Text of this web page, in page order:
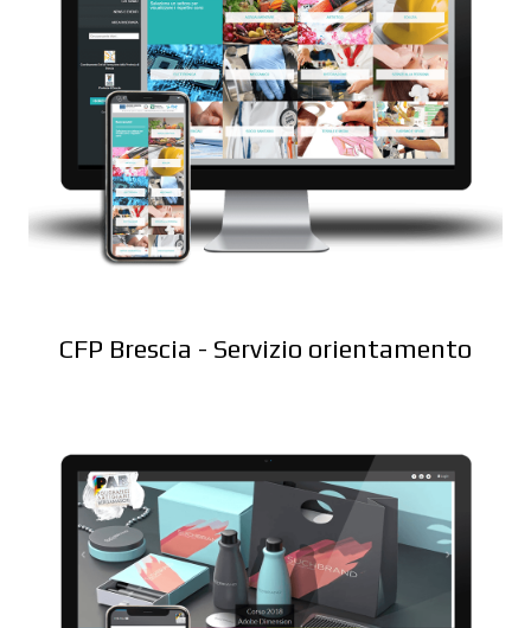
CFP Brescia - Servizio orientamento